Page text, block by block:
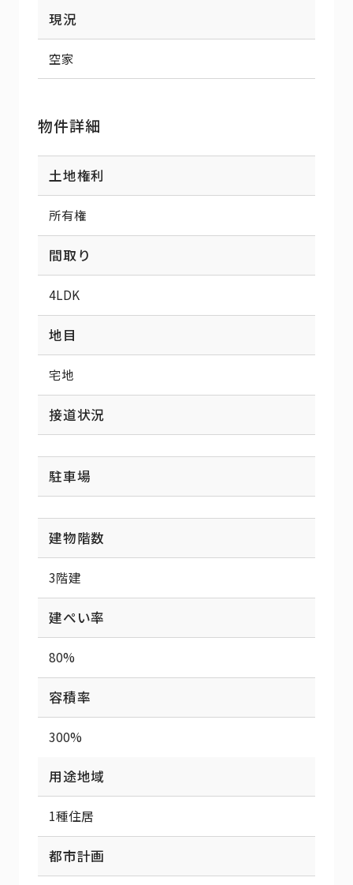
現況
空家
物件詳細
土地権利
所有権
間取り
4LDK
地目
宅地
接道状況
駐車場
建物階数
3階建
建ぺい率
80%
容積率
300%
用途地域
1種住居
都市計画